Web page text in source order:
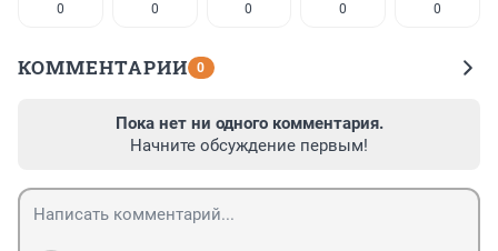
0 0 0 0 0
КОММЕНТАРИИ 0
Пока нет ни одного комментария.
Начните обсуждение первым!